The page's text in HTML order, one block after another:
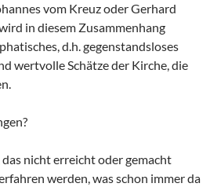
vom Kreuz oder Gerhard
in diesem Zusammenhang
d.h. gegenstandsloses
wertvolle Schätze der Kirche, die
nicht erreicht oder gemacht
werden, was schon immer da